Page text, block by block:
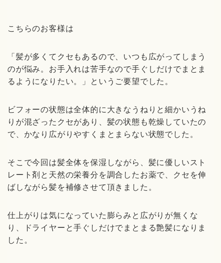
こちらのお客様は
「髪が多くてクセもあるので、いつも広がってしまう
のが悩み。お手入れは苦手なので手ぐしだけでまとま
るようになりたい。」というご要望でした。
ビフォーの状態は全体的に大きなうねりと細かいうね
りが混ざったクセがあり、髪の状態も乾燥していたの
で、かなり広がりやすくまとまらない状態でした。
そこで今回は髪全体を保湿しながら、髪に優しいスト
レート剤と天然の栄養分を調合したお薬で、クセを伸
ばしながら髪を補修させて頂きました。
仕上がりは気になっていた膨らみと広がりが無くな
り、ドライヤーと手ぐしだけでまとまる艶髪になりま
した。